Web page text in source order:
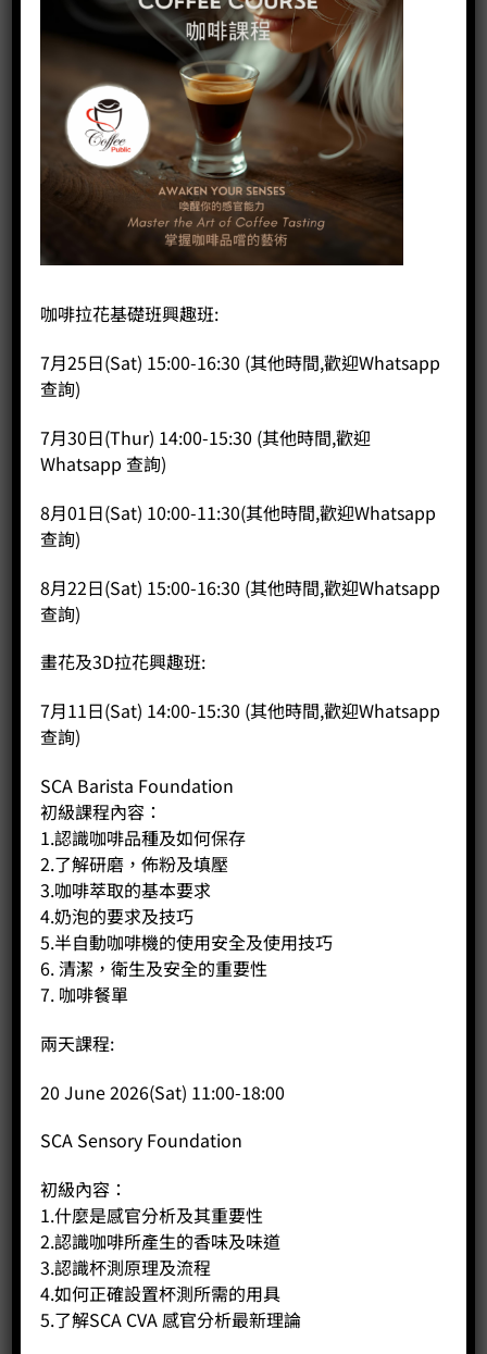
精打細算 咖啡豆批發價更見優惠
上文也有提及，在惠顧咖啡豆批發方面，採購數量越多，平
均咖啡豆批發價自然會較相宜(但記著，千萬不可囤積)。其實
在香港咖啡批發市場中，還有其他節省成本的細節可作參
考。首先當然要仔細分析不同的訂購量，還有不同的包裝規
發，而客人自己也可為豆子另作好好存放，那麼包裝方面可
選擇較便宜的一類，這方面當然事前要多作價格比較；另外
但目標豆子價錢較高昂，有些混合豆出品價錢會較相宜，符
解的就是付款方式，有些咖啡批發商會設有多種付款方式，
為客人帶來方便，但有部分付款方法或要另加手續費，如果
提高了咖啡豆批發價，因此客人要留心其所選的咖啡批發付
費方式是否要另收取費用，而除此之外，如果客人的咖啡豆
批發少於供應商要求的最少數量，平均收費也會變得較昂
貴，這點也得要留意。
咖啡批發商對咖啡製作建議
的沖調方法，就能把採購回來的咖啡風味提升至極至！有些
面我們可向大家介紹部分沖製咖啡方面的要訣，在為客戶提
供優質的咖啡豆批發服務的同時，亦讓大家了解沖製咖啡方
面的奧秘！
咖啡拉花基礎班興趣班:
7月25日(Sat) 15:00-16:30 (其他時間,歡迎Whatsapp
查詢)
7月30日(Thur) 14:00-15:30 (其他時間,歡迎
Whatsapp 查詢)
8月01日(Sat) 10:00-11:30(其他時間,歡迎Whatsapp
查詢)
8月22日(Sat) 15:00-16:30 (其他時間,歡迎Whatsapp
查詢)
畫花及3D拉花興趣班:
7月11日(Sat) 14:00-15:30 (其他時間,歡迎Whatsapp
查詢)
SCA Barista Foundation
初級課程內容：
1.認識咖啡品種及如何保存
2.了解研磨，佈粉及填壓
3.咖啡萃取的基本要求
4.奶泡的要求及技巧
5.半自動咖啡機的使用安全及使用技巧
6. 清潔，衛生及安全的重要性
7. 咖啡餐單
兩天課程:
20 June 2026(Sat) 11:00-18:00
SCA Sensory Foundation
初級內容：
1.什麼是感官分析及其重要性
2.認識咖啡所產生的香味及味道
3.認識杯測原理及流程
4.如何正確設置杯測所需的用具
5.了解SCA CVA 感官分析最新理論